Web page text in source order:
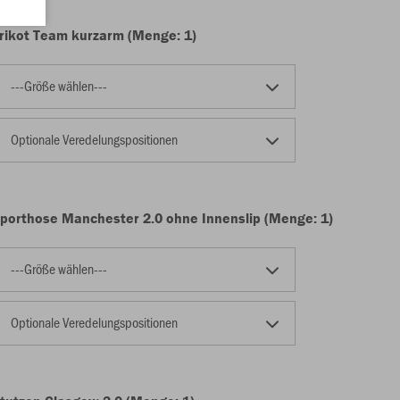
Team kurzarm (Menge: 1)
---Größe wählen---
Optionale Veredelungspositionen
Manchester 2.0 ohne Innenslip (Menge: 1)
---Größe wählen---
Optionale Veredelungspositionen